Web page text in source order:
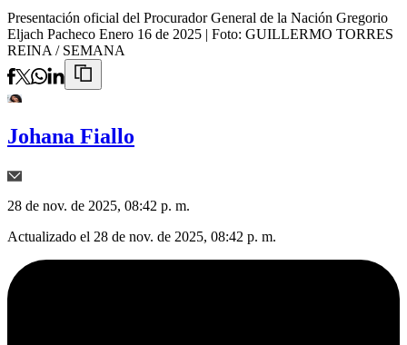
Presentación oficial del Procurador General de la Nación Gregorio
Eljach Pacheco Enero 16 de 2025 | Foto: GUILLERMO TORRES
REINA / SEMANA
Johana Fiallo
28 de nov. de 2025, 08:42 p. m.
Actualizado el 28 de nov. de 2025, 08:42 p. m.